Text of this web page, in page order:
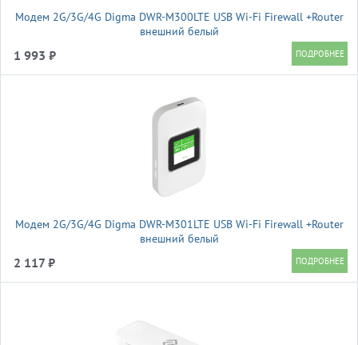
Модем 2G/3G/4G Digma DWR-M300LTE USB Wi-Fi Firewall +Router
внешний белый
1 993 ₽
Модем 2G/3G/4G Digma DWR-M301LTE USB Wi-Fi Firewall +Router
внешний белый
2 117 ₽